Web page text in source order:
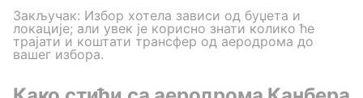
Закључак: Избор хотела зависи од буџета и
локације; али увек је корисно знати колико ће
трајати и коштати трансфер од аеродрома до
вашег избора.